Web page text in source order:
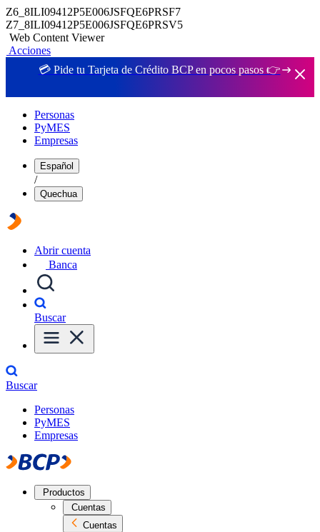
Z6_8ILI09412P5E006JSFQE6PRSF7
Z7_8ILI09412P5E006JSFQE6PRSV5
Web Content Viewer
Acciones
💳 Pide tu Tarjeta de Crédito BCP en pocos pasos 👉
Personas
PyMES
Empresas
Español
/
Quechua
Abrir cuenta
Banca
Buscar
Buscar
Personas
PyMES
Empresas
Productos
Cuentas
Cuentas